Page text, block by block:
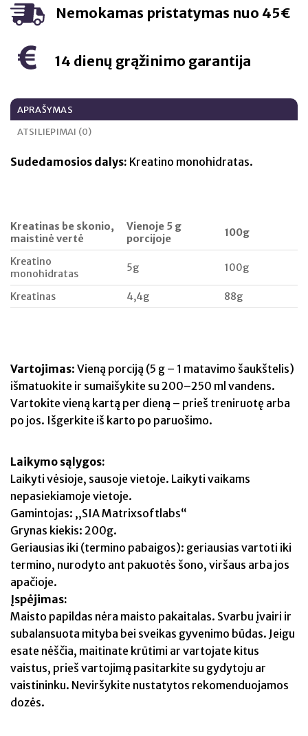
Nemokamas pristatymas nuo 45€
14 dienų grąžinimo garantija
APRAŠYMAS
ATSILIEPIMAI (0)
Sudedamosios dalys: Kreatino monohidratas.
Kreatinas be skonio,
maistinė vertė
Vienoje 5 g
porcijoje
100g
Kreatino
monohidratas
5g 100g
Kreatinas 4,4g 88g
Vartojimas: Vieną porciją (5 g – 1 matavimo šaukštelis)
išmatuokite ir sumaišykite su 200–250 ml vandens.
Vartokite vieną kartą per dieną – prieš treniruotę arba
po jos. Išgerkite iš karto po paruošimo.
Laikymo sąlygos:
Laikyti vėsioje, sausoje vietoje. Laikyti vaikams
nepasiekiamoje vietoje.
Gamintojas: ,,SIA Matrixsoftlabs“
Grynas kiekis: 200g.
Geriausias iki (termino pabaigos): geriausias vartoti iki
termino, nurodyto ant pakuotės šono, viršaus arba jos
apačioje.
Įspėjimas:
Maisto papildas nėra maisto pakaitalas. Svarbu įvairi ir
subalansuota mityba bei sveikas gyvenimo būdas. Jeigu
esate nėščia, maitinate krūtimi ar vartojate kitus
vaistus, prieš vartojimą pasitarkite su gydytoju ar
vaistininku. Neviršykite nustatytos rekomenduojamos
dozės.